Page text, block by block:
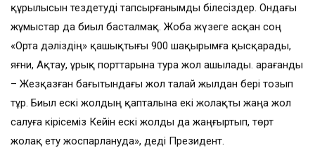
құрылысын тездетуді тапсырғанымды білесіздер. Ондағы
жұмыстар да биыл басталмақ. Жоба жүзеге асқан соң
«Орта дәліздің» қашықтығы 900 шақырымға қысқарады,
яғни, Ақтау, Құрық порттарына тура жол ашылады. Қарағанды
– Жезқазған бағытындағы жол талай жылдан бері тозып
тұр. Биыл ескі жолдың қапталына екі жолақты жаңа жол
салуға кірісеміз Кейін ескі жолды да жаңғыртып, төрт
жолақ ету жоспарлануда», деді Президент.